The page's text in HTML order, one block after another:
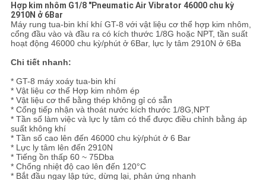
VR
SHOW
SƠ
ĐỒ
TRANG
WEB
Hợp kim nhôm G1/8 "Pneumatic Air Vibrator 46000 chu kỳ
2910N ở 6Bar
Máy rung tua-bin khí khí GT-8 với vật liệu cơ thể hợp kim nhôm,
cổng đầu vào và đầu ra có kích thước 1/8G hoặc NPT, tần suất
hoạt động 46000 chu kỳ/phút ở 6Bar, lực ly tâm 2910N ở 6Ba
Chi tiết nhanh:
* GT-8 máy xoáy tua-bin khí
* Vật liệu cơ thể Hợp kim nhôm ép
* Vật liệu cơ thể bằng thép không gỉ có sẵn
* Cổng tiếp nhận và thoát nước kích thước 1/8G,NPT
* Tần số làm việc và lực ly tâm có thể được điều chỉnh bằng áp
suất không khí
* Tần số cao lên đến 46000 chu kỳ/phút ở 6 Bar
* Lực ly tâm lên đến 2910N
* Tiếng ồn thấp 60 ~ 75Dba
* Chống nhiệt độ cao lên đến 120°C
* Bắt đầu ngay lập tức, dừng lại, phản ứng nhanh